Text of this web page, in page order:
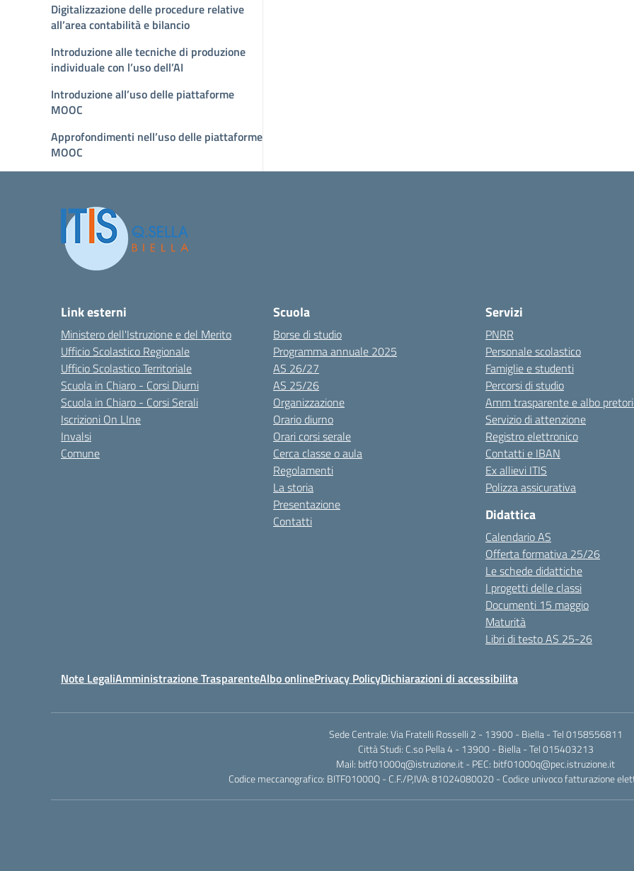
Digitalizzazione delle procedure relative
all’area contabilità e bilancio
Introduzione alle tecniche di produzione
individuale con l’uso dell’AI
Introduzione all’uso delle piattaforme
MOOC
Approfondimenti nell’uso delle piattaforme
MOOC
Link esterni
Ministero dell'Istruzione e del Merito
Ufficio Scolastico Regionale
Ufficio Scolastico Territoriale
Scuola in Chiaro - Corsi Diurni
Scuola in Chiaro - Corsi Serali
Iscrizioni On LIne
Invalsi
Comune
Scuola
Borse di studio
Programma annuale 2025
AS 26/27
AS 25/26
Organizzazione
Orario diurno
Orari corsi serale
Cerca classe o aula
Regolamenti
La storia
Presentazione
Contatti
Servizi
PNRR
Personale scolastico
Famiglie e studenti
Percorsi di studio
Amm trasparente e albo
Servizio di attenzione
Registro elettronico
Contatti e IBAN
Ex allievi ITIS
Polizza assicurativa
Didattica
Calendario AS
Offerta formativa 25/26
Le schede didattiche
I progetti delle classi
Documenti 15 maggio
Maturità
Libri di testo AS 25-26
Note LegaliAmministrazione TrasparenteAlbo onlinePrivacy PolicyDichiarazioni di accessibilita
Sede Centrale: Via Fratelli Rosselli 2 - 13900 - Biella - Tel 0158556811
Città Studi: C.so Pella 4 - 13900 - Biella - Tel 015403213
Mail: bitf01000q@istruzione.it- PEC: bitf01000q@pec.istruzione.it
Codice meccanografico: BITF01000Q - C.F./P,IVA: 81024080020 - Codice univoco fatturazione